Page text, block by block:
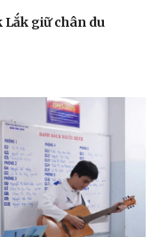
Lắk giữ chân du